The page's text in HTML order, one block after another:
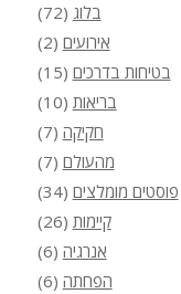
בלוג (72)
אירועים (2)
בטיחות בדרכים (15)
בריאות (10)
חקיקה (7)
מהעולם (7)
פוסטים מומלצים (34)
קיימות (26)
אנרגיה (6)
הפחתה (6)